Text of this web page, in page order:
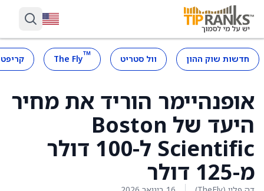
חדשות שוק ההון וול סטריט ™
The Fly
אופנהיימר הוריד את מחיר
היעד של Boston
Scientific ל-100 דולר
מ-125 דולר